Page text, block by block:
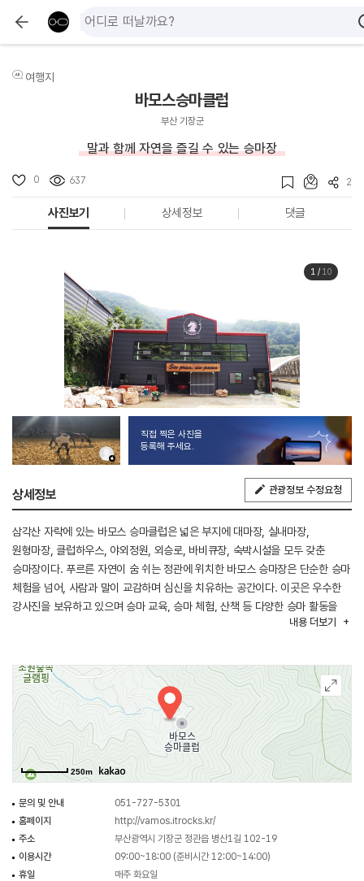
여행지
바모스승마클럽
부산 기장군
말과 함께 자연을 즐길 수 있는 승마장
0 637 2
사진보기 상세정보 댓글
1/ 10
직접 찍은 사진을
등록해 주세요.
상세정보 관광정보 수정요청
삼각산 자락에 있는 바모스 승마클럽은 넓은 부지에 대마장, 실내마장,
원형마장, 클럽하우스, 야외정원, 외승로, 바비큐장, 숙박시설을 모두 갖춘
승마장이다. 푸르른 자연이 숨 쉬는 정관에 위치한 바모스 승마장은 단순한 승마
체험을 넘어, 사람과 말이 교감하며 심신을 치유하는 공간이다. 이곳은 우수한
강사진을 보유하고 있으며 승마 교육, 승마 체험, 산책 등 다양한 승마 활동을
즐길 수 있는 승마클럽이다. 일반 관광객을 대상으로 하는 기본적인 승마 체험은
즐거운 시간을 보낼 수 있는 승마장이다. 일상에 지친 사람들에게 잊지 못할
힐링을 제공하는 곳이다.
내용 더보기
250m
문의 및 안내
051-727-5301
홈페이지
http://vamos.itrocks.kr/
주소
부산광역시 기장군 정관읍 병산1길 102-19
이용시간
09:00~18:00 (준비시간 12:00~14:00)
휴일
매주 화요일